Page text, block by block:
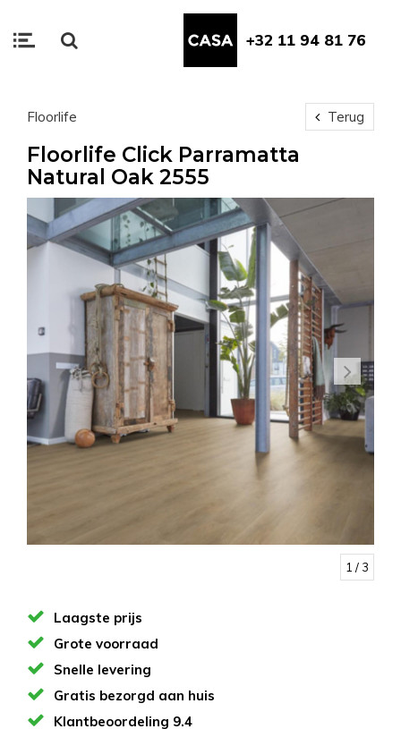
+32 11 94 81 76
Floorlife Terug
Floorlife Click Parramatta
Natural Oak 2555
1 / 3
Laagste prijs
Grote voorraad
Snelle levering
Gratis bezorgd aan huis
Klantbeoordeling 9.4